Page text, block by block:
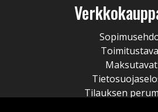
Maksutavat
Tilauksen